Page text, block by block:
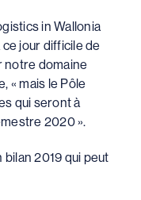
in Wallonia
jour difficile de
notre domaine
« mais le Pôle
qui seront à
2020 ».
2019 qui peut